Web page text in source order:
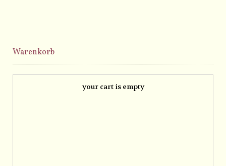
Warenkorb
your cart is empty